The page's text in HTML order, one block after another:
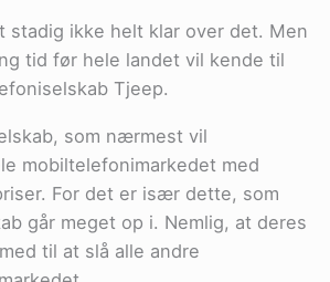
stadig ikke helt klar over det. Men
tid før hele landet vil kende til
Tjeep.
som nærmest vil
mobiltelefonimarkedet med
For det er især dette, som
går meget op i. Nemlig, at deres
til at slå alle andre